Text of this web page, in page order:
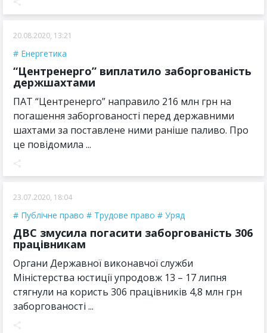
20.08.2020, 13:21
Енергетика
“Центренерго” виплатило заборгованість
держшахтами
ПАТ “Центренерго” направило 216 млн грн на
погашення заборгованості перед державними
шахтами за поставлене ними раніше паливо. Про
це повідомила ...
23.07.2020, 18:04
Публічне право Трудове право Уряд
ДВС змусила погасити заборгованість 306
працівникам
Органи Державної виконавчої служби
Міністерства юстиції упродовж 13 – 17 липня
стягнули на користь 306 працівників 4,8 млн грн
заборгованості ...